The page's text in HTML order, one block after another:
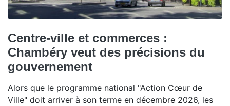
Centre-ville et commerces :
Chambéry veut des précisions du
gouvernement
Alors que le programme national "Action Cœur de
Ville" doit arriver à son terme en décembre 2026, les